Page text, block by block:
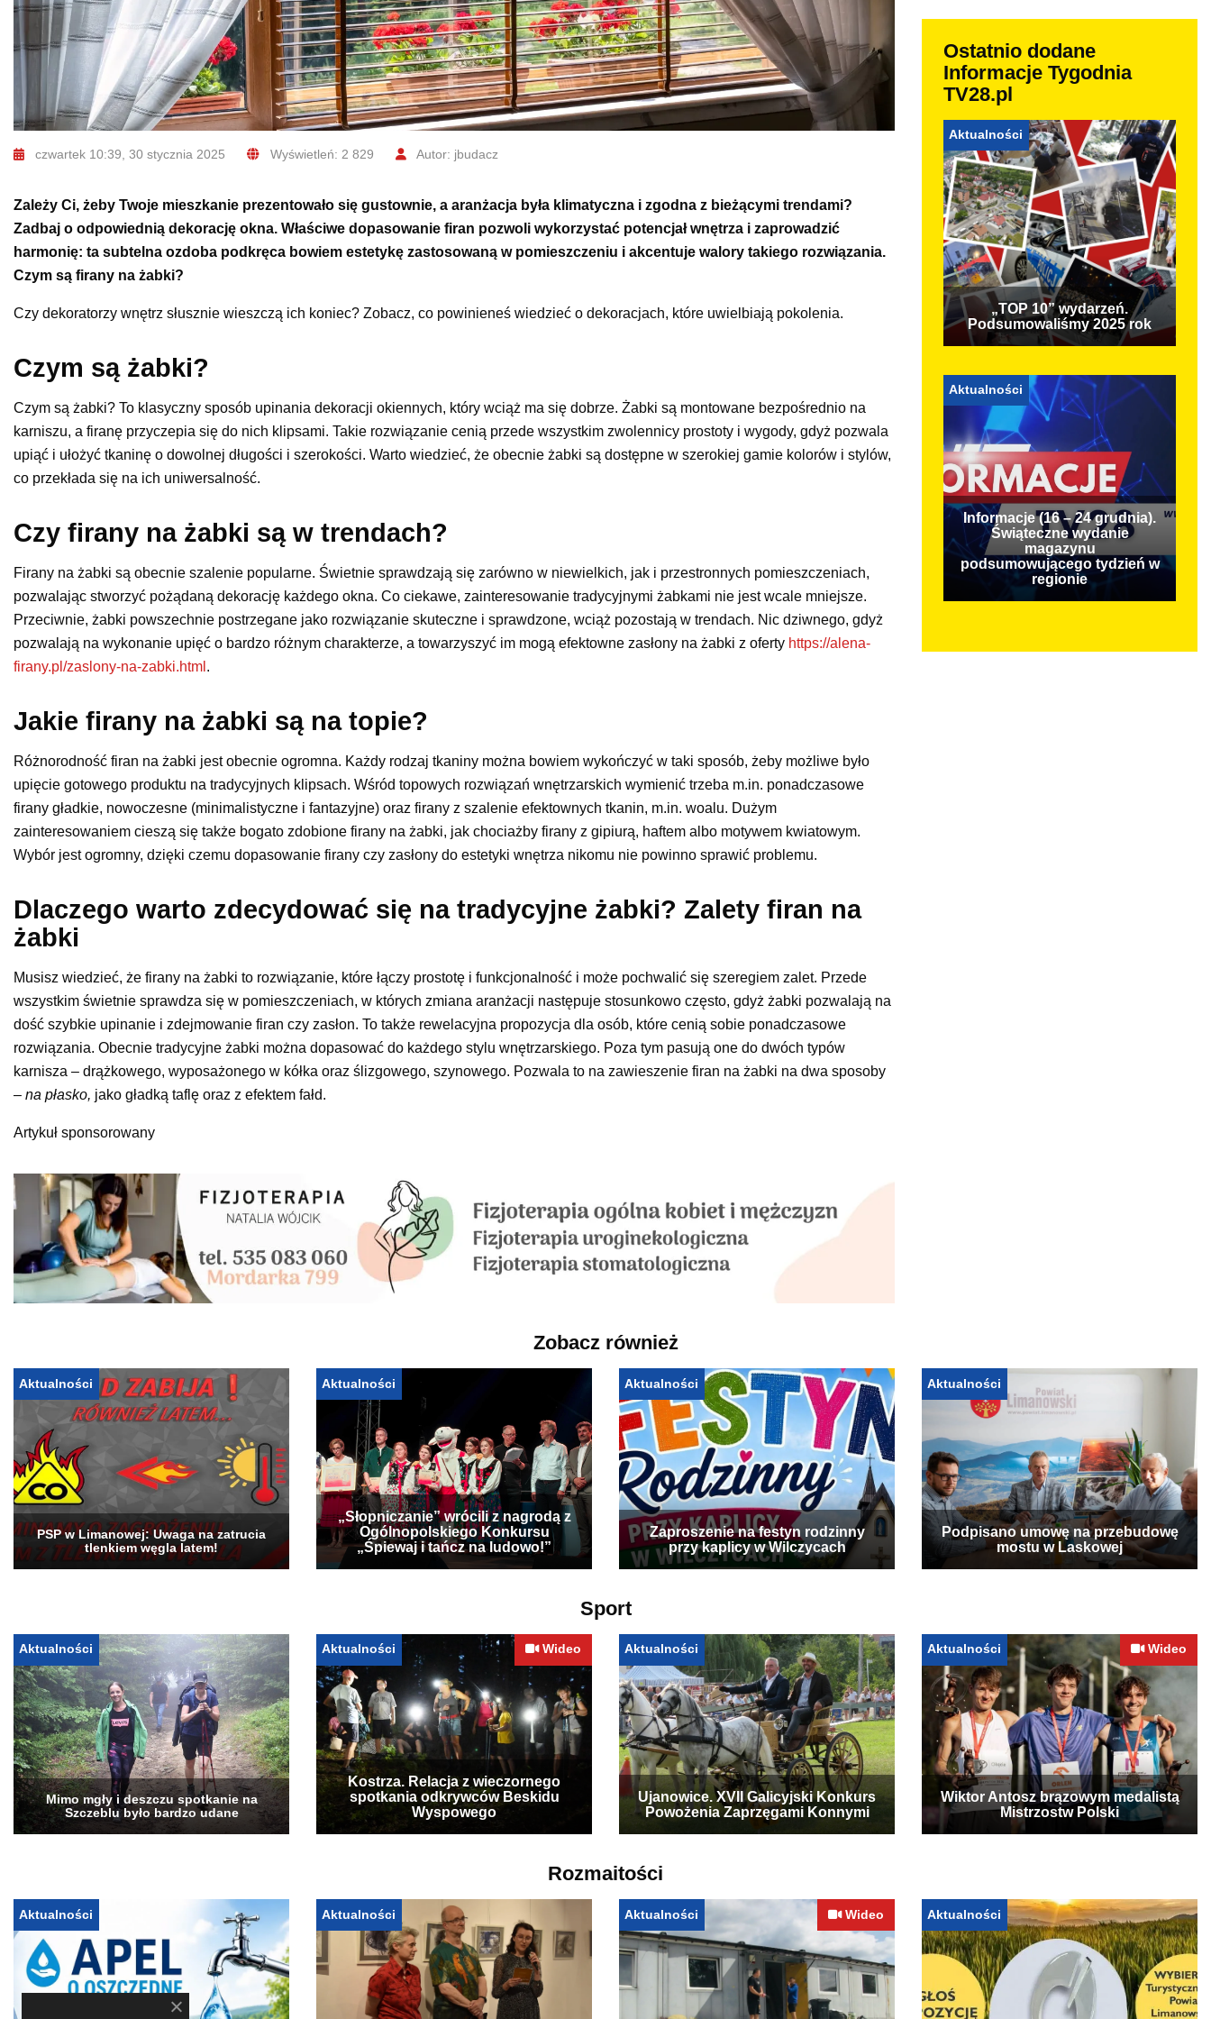
czwartek 10:39, 30 stycznia 2025 Wyświetleń: 2 829 Autor: jbudacz
Zależy Ci, żeby Twoje mieszkanie prezentowało się gustownie, a aranżacja była klimatyczna i zgodna z bieżącymi trendami?
Zadbaj o odpowiednią dekorację okna. Właściwe dopasowanie firan pozwoli wykorzystać potencjał wnętrza i zaprowadzić
harmonię: ta subtelna ozdoba podkręca bowiem estetykę zastosowaną w pomieszczeniu i akcentuje walory takiego rozwiązania.
Czym są firany na żabki?
Czy dekoratorzy wnętrz słusznie wieszczą ich koniec? Zobacz, co powinieneś wiedzieć o dekoracjach, które uwielbiają pokolenia.
Czym są żabki?
Czym są żabki? To klasyczny sposób upinania dekoracji okiennych, który wciąż ma się dobrze. Żabki są montowane bezpośrednio na
karniszu, a firanę przyczepia się do nich klipsami. Takie rozwiązanie cenią przede wszystkim zwolennicy prostoty i wygody, gdyż pozwala
upiąć i ułożyć tkaninę o dowolnej długości i szerokości. Warto wiedzieć, że obecnie żabki są dostępne w szerokiej gamie kolorów i stylów,
co przekłada się na ich uniwersalność.
Czy firany na żabki są w trendach?
Firany na żabki są obecnie szalenie popularne. Świetnie sprawdzają się zarówno w niewielkich, jak i przestronnych pomieszczeniach,
pozwalając stworzyć pożądaną dekorację każdego okna. Co ciekawe, zainteresowanie tradycyjnymi żabkami nie jest wcale mniejsze.
Przeciwnie, żabki powszechnie postrzegane jako rozwiązanie skuteczne i sprawdzone, wciąż pozostają w trendach. Nic dziwnego, gdyż
pozwalają na wykonanie upięć o bardzo różnym charakterze, a towarzyszyć im mogą efektowne zasłony na żabki z oferty https://alena-
firany.pl/zaslony-na-zabki.html .
Jakie firany na żabki są na topie?
Różnorodność firan na żabki jest obecnie ogromna. Każdy rodzaj tkaniny można bowiem wykończyć w taki sposób, żeby możliwe było
upięcie gotowego produktu na tradycyjnych klipsach. Wśród topowych rozwiązań wnętrzarskich wymienić trzeba m.in. ponadczasowe
firany gładkie, nowoczesne (minimalistyczne i fantazyjne) oraz firany z szalenie efektownych tkanin, m.in. woalu. Dużym
zainteresowaniem cieszą się także bogato zdobione firany na żabki, jak chociażby firany z gipiurą, haftem albo motywem kwiatowym.
Wybór jest ogromny, dzięki czemu dopasowanie firany czy zasłony do estetyki wnętrza nikomu nie powinno sprawić problemu.
Dlaczego warto zdecydować się na tradycyjne żabki? Zalety firan na
żabki
Musisz wiedzieć, że firany na żabki to rozwiązanie, które łączy prostotę i funkcjonalność i może pochwalić się szeregiem zalet. Przede
wszystkim świetnie sprawdza się w pomieszczeniach, w których zmiana aranżacji następuje stosunkowo często, gdyż żabki pozwalają na
dość szybkie upinanie i zdejmowanie firan czy zasłon. To także rewelacyjna propozycja dla osób, które cenią sobie ponadczasowe
rozwiązania. Obecnie tradycyjne żabki można dopasować do każdego stylu wnętrzarskiego. Poza tym pasują one do dwóch typów
karnisza – drążkowego, wyposażonego w kółka oraz ślizgowego, szynowego. Pozwala to na zawieszenie firan na żabki na dwa sposoby
– na płasko, jako gładką taflę oraz z efektem fałd.
Artykuł sponsorowany
Ostatnio dodane
Informacje Tygodnia
TV28.pl
Aktualności
„TOP 10” wydarzeń.
Podsumowaliśmy 2025 rok
Aktualności
Informacje (16 – 24 grudnia).
Świąteczne wydanie
magazynu
podsumowującego tydzień w
regionie
Zobacz również
Aktualności
PSP w Limanowej: Uwaga na zatrucia
tlenkiem węgla latem!
Aktualności
„Słopniczanie” wrócili z nagrodą z
Ogólnopolskiego Konkursu
„Śpiewaj i tańcz na ludowo!”
Aktualności
Zaproszenie na festyn rodzinny
przy kaplicy w Wilczycach
Aktualności
Podpisano umowę na przebudowę
mostu w Laskowej
Sport
Aktualności
Mimo mgły i deszczu spotkanie na
Szczeblu było bardzo udane
Aktualności Wideo
Kostrza. Relacja z wieczornego
spotkania odkrywców Beskidu
Wyspowego
Aktualności
Ujanowice. XVII Galicyjski Konkurs
Powożenia Zaprzęgami Konnymi
Aktualności Wideo
Wiktor Antosz brązowym medalistą
Mistrzostw Polski
Rozmaitości
Aktualności Aktualności Aktualności Wideo Aktualności